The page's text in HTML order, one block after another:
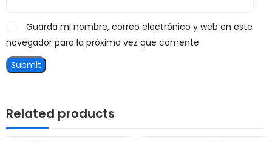
Guarda mi nombre, correo electrónico y web en este
navegador para la próxima vez que comente.
Related products